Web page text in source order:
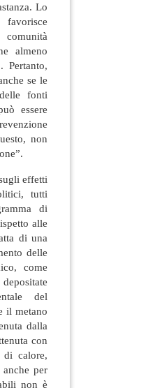
Lo
comunità
almeno
Pertanto,
se le
fonti
essere
non
effetti
tutti
di
alle
di una
delle
come
del
il metano
dalla
con
di calore,
per
non è